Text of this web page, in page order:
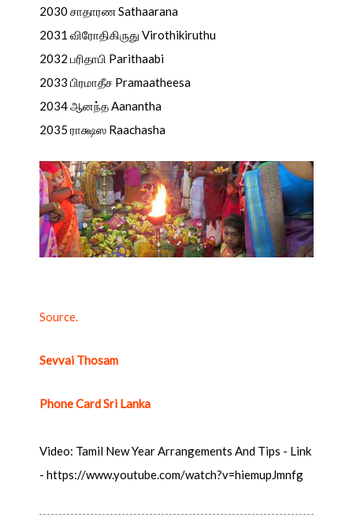
2030 சாதாரண Sathaarana
2031 விரோதிகிருது Virothikiruthu
2032 பரிதாபி Parithaabi
2033 பிரமாதீச Pramaatheesa
2034 ஆனந்த Aanantha
2035 ராக்ஷஸ Raachasha
Source.
Sevvai Thosam
Phone Card Sri Lanka
Video: Tamil New Year Arrangements And Tips - Link
- https://www.youtube.com/watch?v=hiemupJmnfg